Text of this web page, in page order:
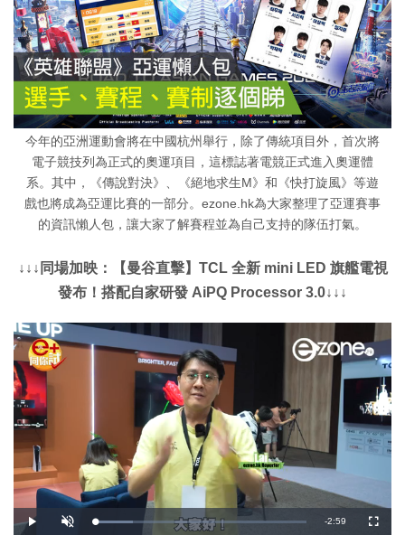
今年的亞洲運動會將在中國杭州舉行，除了傳統項目外，首次將
電子競技列為正式的奧運項目，這標誌著電競正式進入奧運體
系。其中，《傳說對決》、《絕地求生M》和《快打旋風》等遊
戲也將成為亞運比賽的一部分。ezone.hk為大家整理了亞運賽事
的資訊懶人包，讓大家了解賽程並為自己支持的隊伍打氣。
↓↓↓同場加映：【曼谷直擊】TCL 全新 mini LED 旗艦電視
發布！搭配自家研發 AiPQ Processor 3.0↓↓↓
播
放
開
啟
載
入
剩
-2:59
全
螢